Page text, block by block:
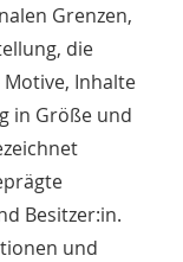
Grenzen,
die
Inhalte
in Größe und
Besitzer:in.
und